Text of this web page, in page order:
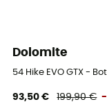
Dolomite
54 Hike EVO GTX -
93,50 € 199,90 € -